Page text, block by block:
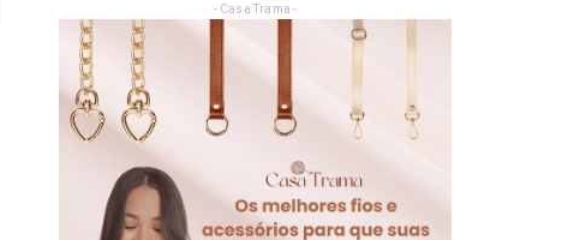
- Casa Trama -